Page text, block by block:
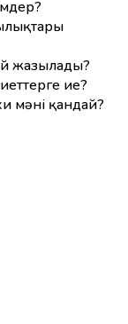
жазылады?
ие?
мәні қандай?